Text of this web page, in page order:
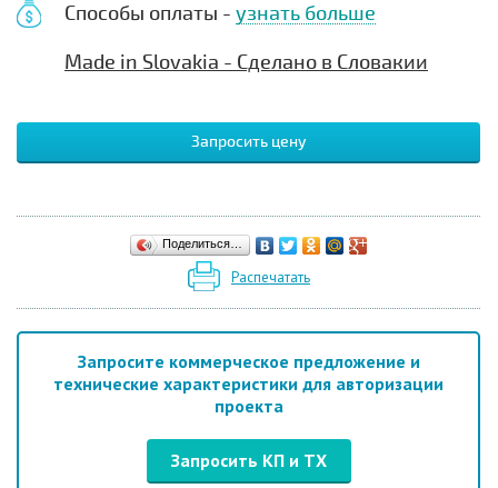
Способы оплаты - узнать больше
Made in Slovakia - Сделано в Словакии
Запросить цену
Поделиться…
Распечатать
Запросите коммерческое предложение и
технические характеристики для авторизации
проекта
Запросить КП и ТХ